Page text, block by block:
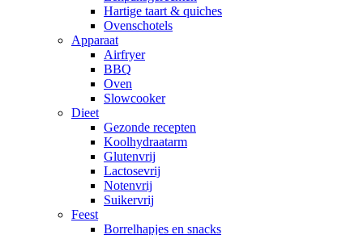
Hartige taart & quiches
Ovenschotels
Apparaat
Airfryer
BBQ
Oven
Slowcooker
Dieet
Gezonde recepten
Koolhydraatarm
Glutenvrij
Lactosevrij
Notenvrij
Suikervrij
Feest
Borrelhapjes en snacks